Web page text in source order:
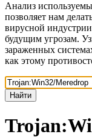
Анализ
позволяет нам
вирусной
будущим угрозам.
зараженных
как этому
Найти